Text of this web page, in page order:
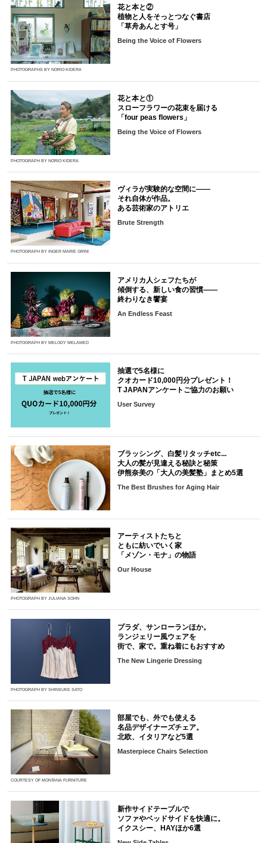
PHOTOGRAPHS BY NORIO KIDERA
花と本と②
植物と人をそっとつなぐ書店
「草舟あんとす号」
Being the Voice of Flowers
PHOTOGRAPH BY NORIO KIDERA
花と本と①
スローフラワーの花束を届ける
「four peas flowers」
Being the Voice of Flowers
PHOTOGRAPH BY INGER MARIE GRINI
ヴィラが実験的な空間に――
それ自体が作品。
ある芸術家のアトリエ
Brute Strength
PHOTOGRAPH BY MELODY MELAMED
アメリカ人シェフたちが
傾倒する、新しい食の習慣――
終わりなき饗宴
An Endless Feast
抽選で5名様に
クオカード10,000円分プレゼント！
T JAPANアンケートご協力のお願い
User Survey
ブラッシング、白髪リタッチetc...
大人の髪が見違える秘訣と秘策
伊熊奈美の「大人の美髪塾」まとめ5選
The Best Brushes for Aging Hair
PHOTOGRAPH BY JULIANA SOHN
アーティストたちと
ともに紡いでいく家
「メゾン・モナ」の物語
Our House
PHOTOGRAPH BY SHINSUKE SATO
プラダ、サンローランほか。
ランジェリー風ウェアを
街で、家で。重ね着にもおすすめ
The New Lingerie Dressing
COURTESY OF MONTANA FURNITURE
部屋でも、外でも使える
名品デザイナーズチェア。
北欧、イタリアなど5選
Masterpiece Chairs Selection
新作サイドテーブルで
ソファやベッドサイドを快適に。
イクスシー、HAYほか6選